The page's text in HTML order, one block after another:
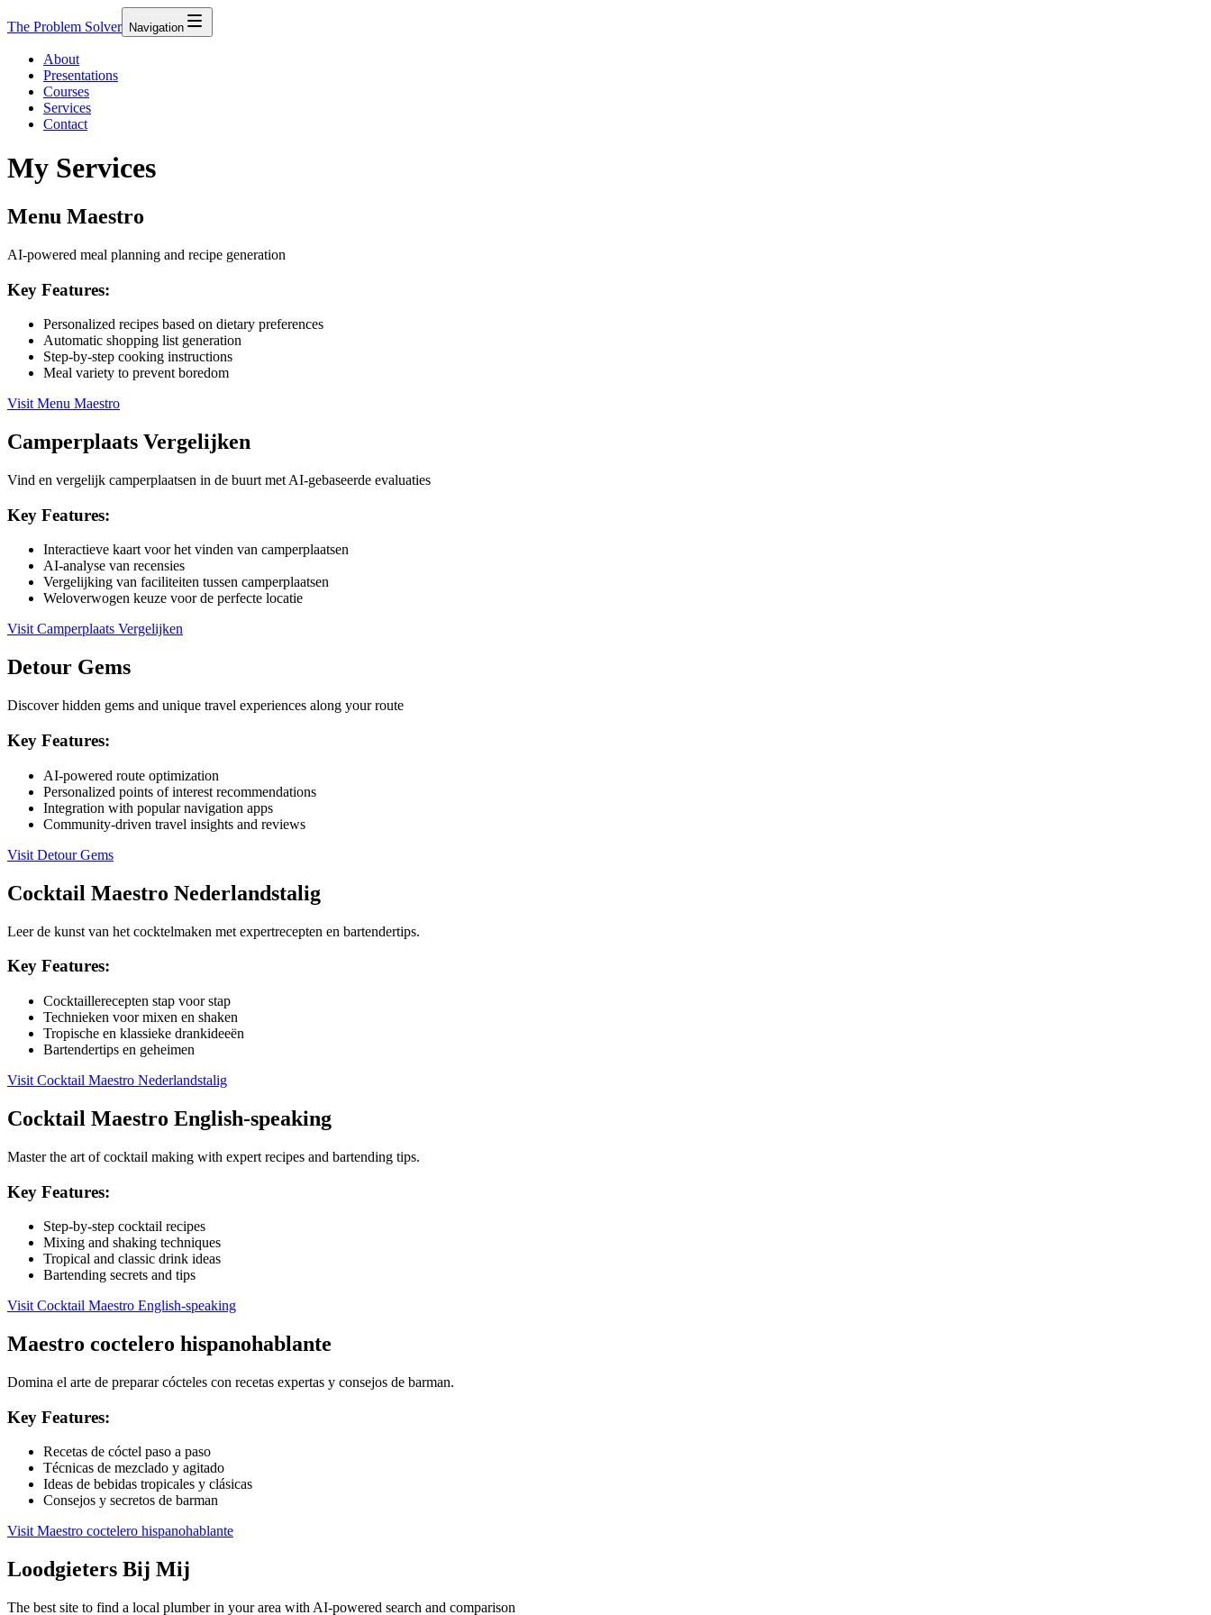
The Problem Solver Navigation
About
Presentations
Courses
Services
Contact
My Services
Menu Maestro
AI-powered meal planning and recipe generation
Key Features:
Personalized recipes based on dietary preferences
Automatic shopping list generation
Step-by-step cooking instructions
Meal variety to prevent boredom
Visit Menu Maestro
Camperplaats Vergelijken
Vind en vergelijk camperplaatsen in de buurt met AI-gebaseerde evaluaties
Key Features:
Interactieve kaart voor het vinden van camperplaatsen
AI-analyse van recensies
Vergelijking van faciliteiten tussen camperplaatsen
Weloverwogen keuze voor de perfecte locatie
VisitCamperplaats Vergelijken
Detour Gems
Discover hidden gems and unique travel experiences along your route
Key Features:
AI-powered route optimization
Personalized points of interest recommendations
Integration with popular navigation apps
Community-driven travel insights and reviews
Visit Detour Gems
Cocktail Maestro Nederlandstalig
Leer de kunst van het cocktelmaken met expertrecepten en bartendertips.
Key Features:
Cocktaillerecepten stap voor stap
Technieken voor mixen en shaken
Tropische en klassieke drankideeën
Bartendertips en geheimen
Visit Cocktail Maestro Nederlandstalig
Cocktail Maestro English-speaking
Master the art of cocktail making with expert recipes and bartending tips.
Key Features:
Step-by-step cocktail recipes
Mixing and shaking techniques
Tropical and classic drink ideas
Bartending secrets and tips
Visit Cocktail Maestro English-speaking
Maestro coctelero hispanohablante
Domina el arte de preparar cócteles con recetas expertas y consejos de barman.
Key Features:
Recetas de cóctel paso a paso
Técnicas de mezclado y agitado
Ideas de bebidas tropicales y clásicas
Consejos y secretos de barman
VisitMaestro coctelero hispanohablante
Loodgieters Bij Mij
The best site to find a local plumber in your area with AI-powered search and comparison